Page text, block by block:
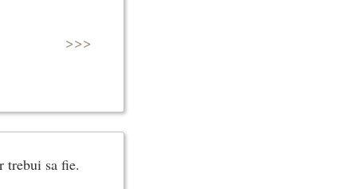
>>>
trebui sa fie.